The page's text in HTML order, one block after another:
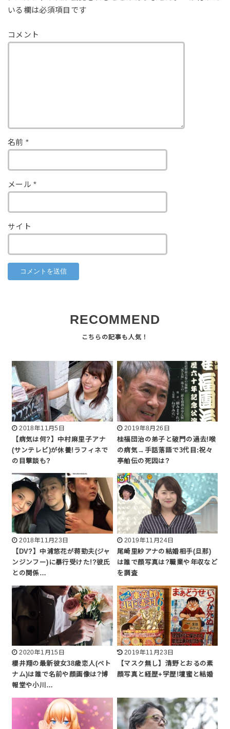
いる欄は必須項目です
コメント
名前 *
メール*
サイト
RECOMMEND
2018年11月5日
【病気は何?】中村麻里子アナ
(サンテレビ)が休養!ラフィネで
の目撃談も?
2019年8月26日
桂福団治の弟子と破門の過去!喉
の病気→手話落語で3代目:祝々
亭舶伝の死因は?
2018年11月23日
【DV?】中浦悠花が蒋勁夫(ジャ
ンジンフー)に暴行受けた!?彼氏
との関係…
2019年11月24日
尾崎里紗アナの結婚相手(旦那)
は誰で顔写真は?職業や年収など
を調査
2020年1月15日
櫻井翔の最新彼女38歳恋人(ベト
ナム)は誰で名前や顔画像は?博
報堂や小川…
2019年11月23日
【マスク無し】清野とおるの素
顔写真と経歴+学歴!壇蜜と結婚